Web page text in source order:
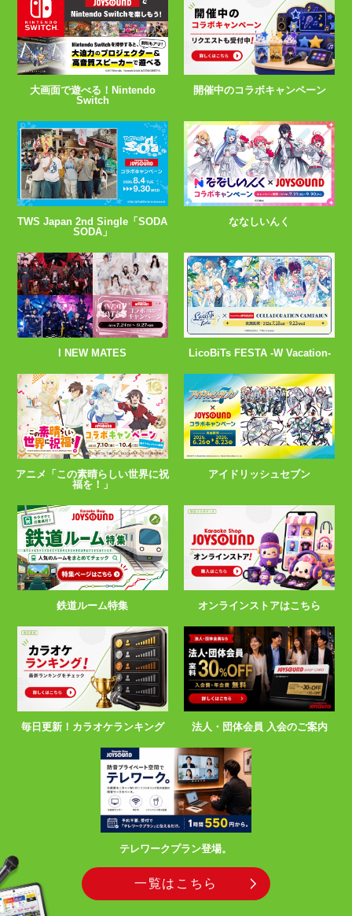
大画面で遊べる！Nintendo
Switch
開催中のコラボキャンペーン
TWS Japan 2nd Single「SODA
SODA」
ななしいんく
I NEW MATES LicoBiTs FESTA -W Vacation-
アニメ「この素晴らしい世界に祝
福を！」
アイドリッシュセブン
鉄道ルーム特集 オンラインストアはこちら
毎日更新！カラオケランキング 法人・団体会員 入会のご案内
テレワークプラン登場。
一覧はこちら